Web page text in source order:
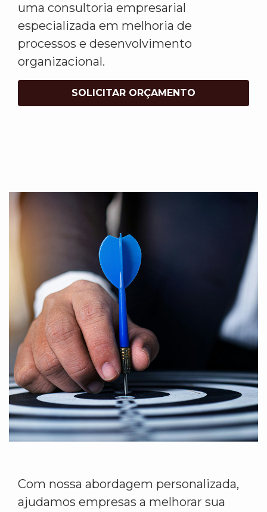
uma consultoria empresarial
especializada em melhoria de
processos e desenvolvimento
organizacional.
SOLICITAR ORÇAMENTO
Com nossa abordagem personalizada,
ajudamos empresas a melhorar sua